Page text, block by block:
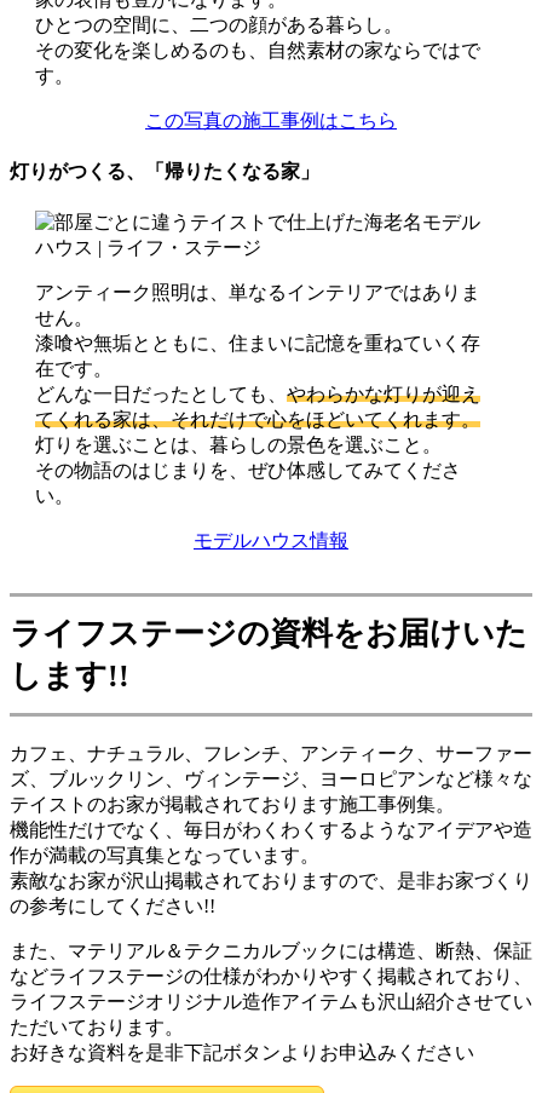
ひとつの空間に、二つの顔がある暮らし。
その変化を楽しめるのも、自然素材の家ならではで
す。
この写真の施工事例はこちら
灯りがつくる、「帰りたくなる家」
アンティーク照明は、単なるインテリアではありま
せん。
漆喰や無垢とともに、住まいに記憶を重ねていく存
在です。
どんな一日だったとしても、 やわらかな灯りが迎え
てくれる家は、それだけで心をほどいてくれます。
灯りを選ぶことは、暮らしの景色を選ぶこと。
その物語のはじまりを、ぜひ体感してみてくださ
い。
モデルハウス情報
ライフステージの資料をお届けいた
します!!
カフェ、ナチュラル、フレンチ、アンティーク、サーファー
ズ、ブルックリン、ヴィンテージ、ヨーロピアンなど様々な
テイストのお家が掲載されております施工事例集。
機能性だけでなく、毎日がわくわくするようなアイデアや造
作が満載の写真集となっています。
素敵なお家が沢山掲載されておりますので、是非お家づくり
の参考にしてください!!
また、マテリアル＆テクニカルブックには構造、断熱、保証
などライフステージの仕様がわかりやすく掲載されており、
ライフステージオリジナル造作アイテムも沢山紹介させてい
ただいております。
お好きな資料を是非下記ボタンよりお申込みください